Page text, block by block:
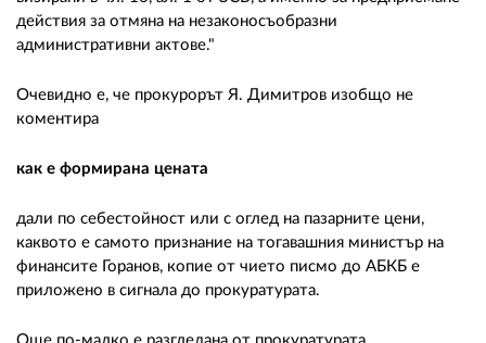
действия за отмяна на незаконосъобразни
административни актове."
Очевидно е, че прокурорът Я. Димитров изобщо не
коментира
как е формирана цената
дали по себестойност или с оглед на пазарните цени,
каквото е самото признание на тогавашния министър на
финансите Горанов, копие от чието писмо до АБКБ е
приложено в сигнала до прокуратурата.